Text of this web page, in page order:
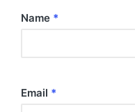
Name *
Email *